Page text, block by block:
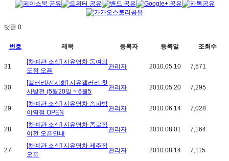
댓글 0
번호 제목 등록자 등록일 조회수
31
[차예관 소식] 지유명차 동여의
도점 오픈
관리자 2010.05.10 7,571
30
[갤러리/전시회] 지유갤러리 찻
사발전 (5월20일 ~ 6월5
관리자 2010.05.20 7,295
29
[차예관 소식] 지유명차 송파방
이역점 OPEN
관리자 2010.06.14 7,028
28
[차예관 소식] 지유명차 종로점
이전 오픈안내
관리자 2010.08.01 7,164
27
[차예관 소식] 지유명차 제주점
오픈
관리자 2010.08.14 7,115